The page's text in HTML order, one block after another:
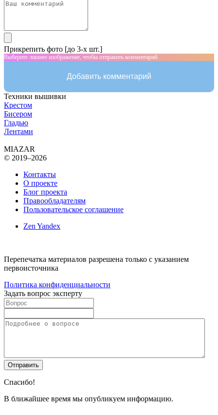
Прикрепить фото [до 3-х шт.]
Выберите лишнее изображение, чтобы отправить комментарий
Добавить комментарий
Техники вышивки
Крестом
Бисером
Гладью
Лентами
MIAZAR
© 2019–2026
Контакты
О проекте
Блог проекта
Правообладателям
Пользовательское соглашение
Zen Yandex
Перепечатка материалов разрешена только с указанием
первоисточника
Политика конфиденциальности
Задать вопрос эксперту
Спасибо!
В ближайшее время мы опубликуем информацию.